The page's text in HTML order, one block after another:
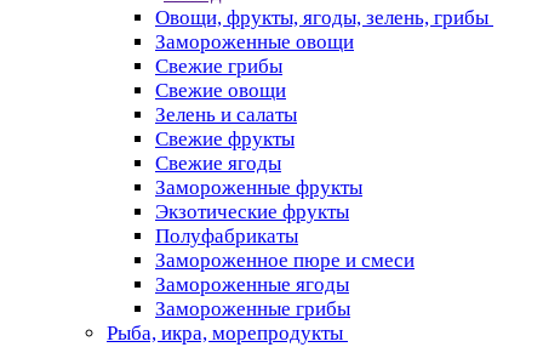
Овощи, фрукты, ягоды, зелень, грибы
Замороженные овощи
Свежие грибы
Свежие овощи
Зелень и салаты
Свежие фрукты
Свежие ягоды
Замороженные фрукты
Экзотические фрукты
Полуфабрикаты
Замороженное пюре и смеси
Замороженные ягоды
Замороженные грибы
Рыба, икра, морепродукты